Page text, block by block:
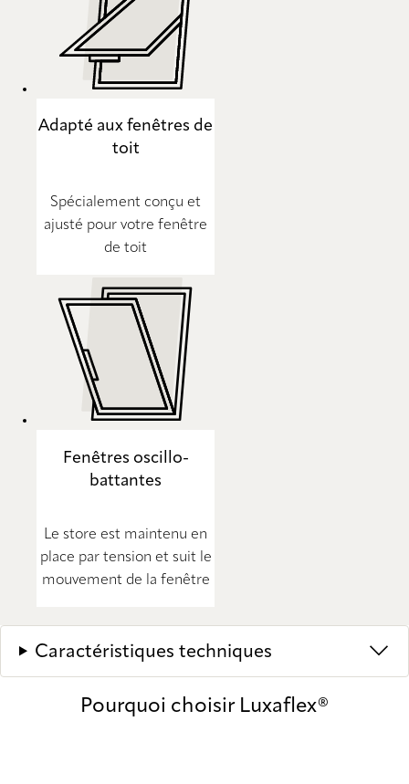
Adapté aux fenêtres de
toit
Spécialement conçu et
ajusté pour votre fenêtre
de toit
Fenêtres oscillo-
battantes
Le store est maintenu en
place par tension et suit le
mouvement de la fenêtre
Caractéristiques techniques
Pourquoi choisir Luxaflex®